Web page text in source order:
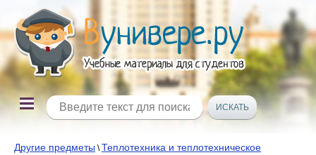
Другие предметы \Теплотехника и теплотехническое